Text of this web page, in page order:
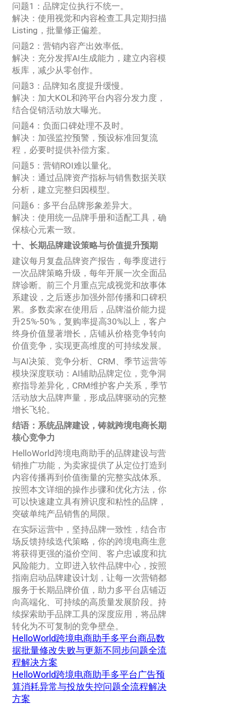
问题1：品牌定位执行不统一。
解决：使用视觉和内容检查工具定期扫描
Listing，批量修正偏差。
问题2：营销内容产出效率低。
解决：充分发挥AI生成能力，建立内容模
板库，减少从零创作。
问题3：品牌知名度提升缓慢。
解决：加大KOL和跨平台内容分发力度，
结合促销活动放大曝光。
问题4：负面口碑处理不及时。
解决：加强监控预警，预设标准回复流
程，必要时提供补偿方案。
问题5：营销ROI难以量化。
解决：通过品牌资产指标与销售数据关联
分析，建立完整归因模型。
问题6：多平台品牌形象差异大。
解决：使用统一品牌手册和适配工具，确
保核心元素一致。
十、长期品牌建设策略与价值提升预期
建议每月复盘品牌资产报告，每季度进行
一次品牌策略升级，每年开展一次全面品
牌诊断。前三个月重点完成视觉和故事体
系建设，之后逐步加强外部传播和口碑积
累。多数卖家在使用后，品牌溢价能力提
升25%-50%，复购率提高30%以上，客户
终身价值显著增长，店铺从价格竞争转向
价值竞争，实现更高维度的可持续发展。
与AI决策、竞争分析、CRM、季节运营等
模块深度联动：AI辅助品牌定位，竞争洞
察指导差异化，CRM维护客户关系，季节
活动放大品牌声量，形成品牌驱动的完整
增长飞轮。
结语：系统品牌建设，铸就跨境电商长期
核心竞争力
HelloWorld跨境电商助手的品牌建设与营
销推广功能，为卖家提供了从定位打造到
内容传播再到价值衡量的完整实战体系。
按照本文详细的操作步骤和优化方法，你
可以快速建立具有辨识度和粘性的品牌，
突破单纯产品销售的局限。
在实际运营中，坚持品牌一致性，结合市
场反馈持续迭代策略，你的跨境电商生意
将获得更强的溢价空间、客户忠诚度和抗
风险能力。立即进入软件品牌中心，按照
指南启动品牌建设计划，让每一次营销都
服务于长期品牌价值，助力多平台店铺迈
向高端化、可持续的高质量发展阶段。持
续探索助手品牌工具的深度应用，将品牌
转化为不可复制的竞争壁垒。
HelloWorld跨境电商助手多平台商品数
据批量修改失败与更新不同步问题全流
程解决方案
HelloWorld跨境电商助手多平台广告预
算消耗异常与投放失控问题全流程解决
方案